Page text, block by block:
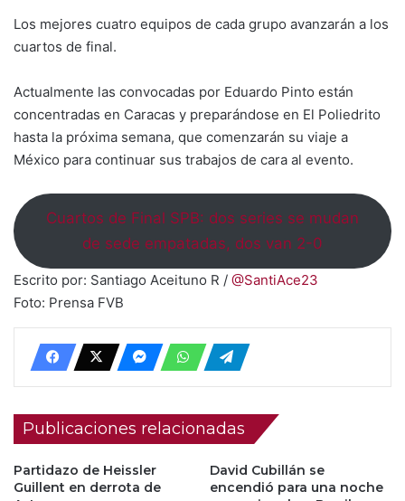
Los mejores cuatro equipos de cada grupo avanzarán a los
cuartos de final.
Actualmente las convocadas por Eduardo Pinto están
concentradas en Caracas y preparándose en El Poliedrito
hasta la próxima semana, que comenzarán su viaje a
México para continuar sus trabajos de cara al evento.
Cuartos de Final SPB: dos series se mudan
de sede empatadas, dos van 2-0
Escrito por: Santiago Aceituno R / @SantiAce23
Foto: Prensa FVB
Publicaciones relacionadas
Partidazo de Heissler
Guillent en derrota de
David Cubillán se
encendió para una noche